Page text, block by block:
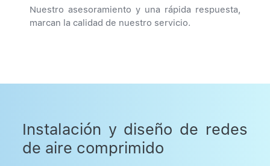
Nuestro asesoramiento y una rápida respuesta,
marcan la calidad de nuestro servicio.
Instalación y diseño de redes
de aire comprimido